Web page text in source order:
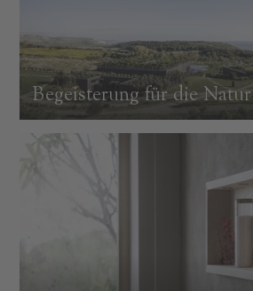
Begeisterung für die Natur